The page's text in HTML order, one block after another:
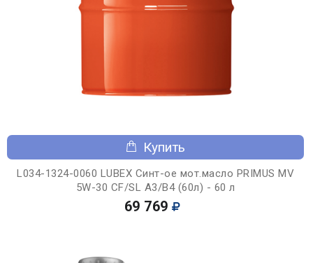
Купить
L034-1324-0060 LUBEX Синт-ое мот.масло PRIMUS MV
5W-30 CF/SL A3/B4 (60л) - 60 л
69 769